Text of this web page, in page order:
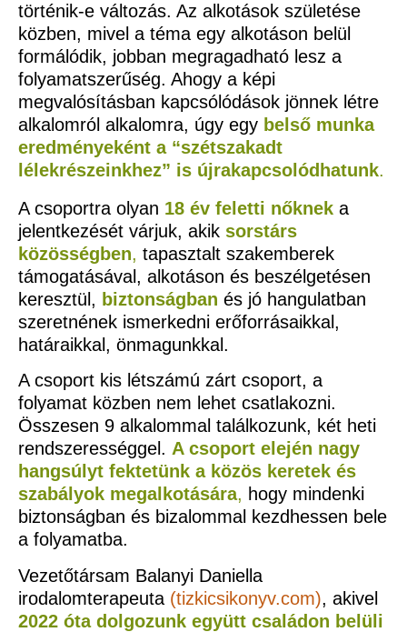
történik-e változás. Az alkotások születése
közben, mivel a téma egy alkotáson belül
formálódik, jobban megragadható lesz a
folyamatszerűség. Ahogy a képi
megvalósításban kapcsólódások jönnek létre
alkalomról alkalomra, úgy egy belső munka
eredményeként a “szétszakadt
lélekrészeinkhez” is újrakapcsolódhatunk.
A csoportra olyan 18 év feletti nőknek a
jelentkezését várjuk, akik sorstárs
közösségben, tapasztalt szakemberek
támogatásával, alkotáson és beszélgetésen
keresztül, biztonságban és jó hangulatban
szeretnének ismerkedni erőforrásaikkal,
határaikkal, önmagunkkal.
A csoport kis létszámú zárt csoport, a
folyamat közben nem lehet csatlakozni.
Összesen 9 alkalommal találkozunk, két heti
rendszerességgel. A csoport elején nagy
hangsúlyt fektetünk a közös keretek és
szabályok megalkotására, hogy mindenki
biztonságban és bizalommal kezdhessen bele
a folyamatba.
Vezetőtársam Balanyi Daniella
irodalomterapeuta (tizkicsikonyv.com), akivel
2022 óta dolgozunk együtt családon belüli